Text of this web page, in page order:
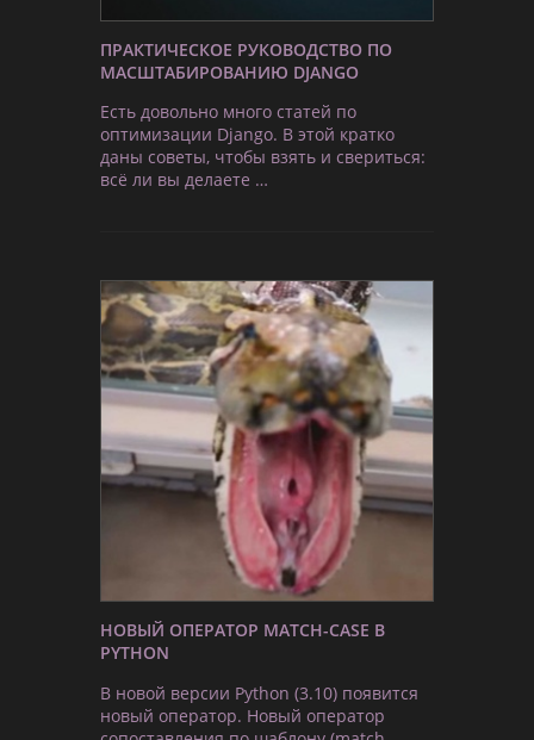
ПРАКТИЧЕСКОЕ РУКОВОДСТВО ПО
МАСШТАБИРОВАНИЮ DJANGO
Есть довольно много статей по
оптимизации Django. В этой кратко
даны советы, чтобы взять и свериться:
всё ли вы делаете …
НОВЫЙ ОПЕРАТОР MATCH-CASE В
PYTHON
В новой версии Python (3.10) появится
новый оператор. Новый оператор